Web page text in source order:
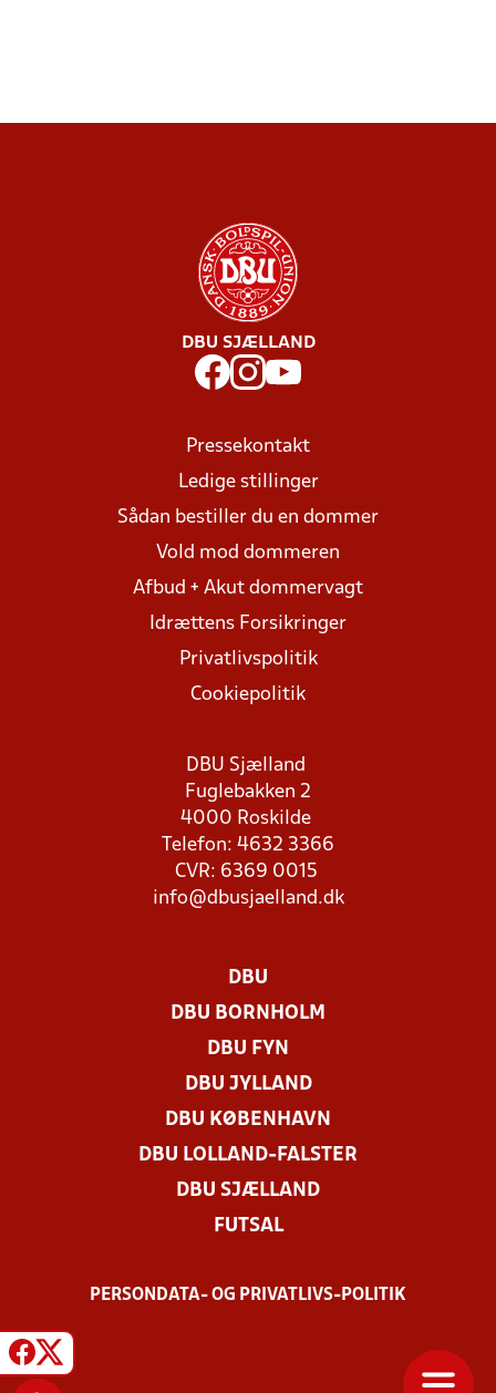
DBU SJÆLLAND
Pressekontakt
Ledige stillinger
Sådan bestiller du en dommer
Vold mod dommeren
Afbud + Akut dommervagt
Idrættens Forsikringer
Privatlivspolitik
Cookiepolitik
DBU Sjælland
Fuglebakken 2
4000 Roskilde
Telefon: 4632 3366
CVR: 6369 0015
info@dbusjaelland.dk
DBU
DBU BORNHOLM
DBU FYN
DBU JYLLAND
DBU KØBENHAVN
DBU LOLLAND-FALSTER
DBU SJÆLLAND
FUTSAL
PERSONDATA- OG PRIVATLIVS-POLITIK